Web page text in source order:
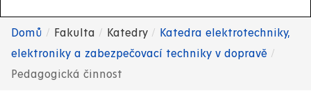
Drobečková
navigace
Domů Fakulta Katedry
Katedra elektrotechniky,
elektroniky a zabezpečovací techniky v dopravě
Pedagogická činnost